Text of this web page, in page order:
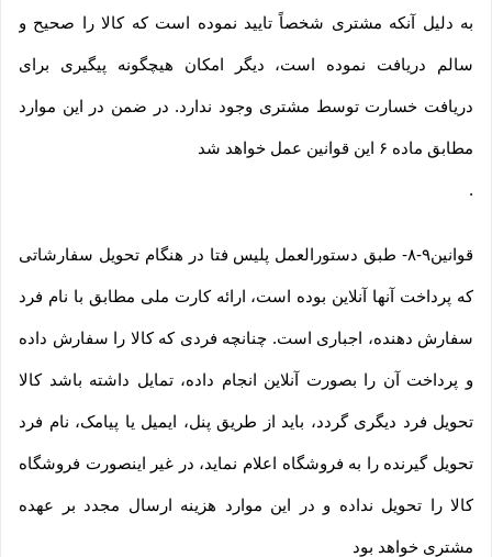
به دلیل آنکه مشتری شخصاً تایید نموده است که کالا را صحیح و
سالم دریافت نموده است، دیگر امکان هیچگونه پیگیری برای
دریافت خسارت توسط مشتری وجود ندارد. در ضمن در این موارد
مطابق ماده ۶ این قوانین عمل خواهد شد
.
قوانین۹-۸- طبق دستورالعمل پلیس فتا در هنگام تحویل سفارشاتی
که پرداخت آنها آنلاین بوده است، ارائه کارت ملی مطابق با نام فرد
سفارش دهنده، اجباری است. چنانچه فردی که کالا را سفارش داده
و پرداخت آن را بصورت آنلاین انجام داده، تمایل داشته باشد کالا
تحویل فرد دیگری گردد، باید از طریق پنل، ایمیل یا پیامک، نام فرد
تحویل گیرنده را به فروشگاه اعلام نماید، در غیر اینصورت فروشگاه
کالا را تحویل نداده و در این موارد هزینه ارسال مجدد بر عهده
مشتری خواهد بود